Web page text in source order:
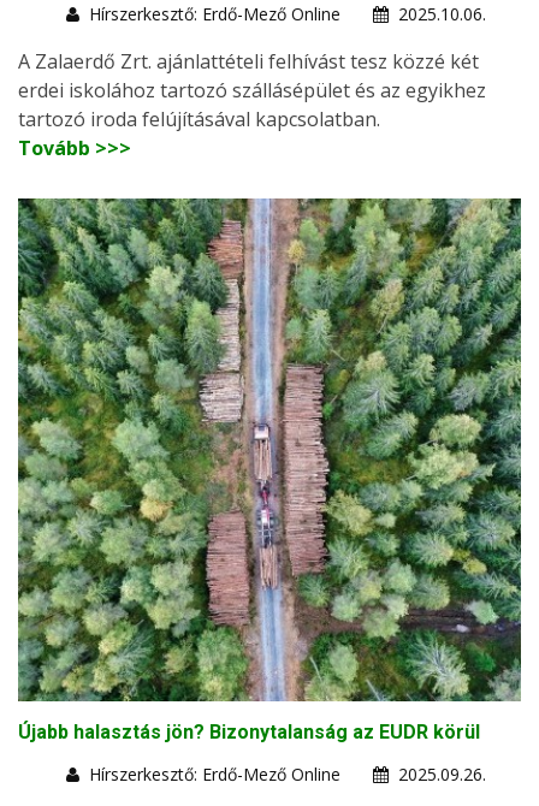
Hírszerkesztő: Erdő-Mező Online 2025.10.06.
A Zalaerdő Zrt. ajánlattételi felhívást tesz közzé két
erdei iskolához tartozó szállásépület és az egyikhez
tartozó iroda felújításával kapcsolatban.
Tovább >>>
Újabb halasztás jön? Bizonytalanság az EUDR körül
Hírszerkesztő: Erdő-Mező Online
2025.09.26.